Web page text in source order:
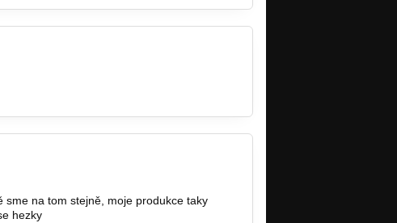
na tom stejně, moje produkce taky
hezky